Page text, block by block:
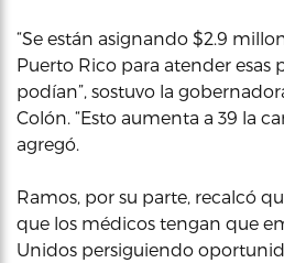
“Se están asignando $2.9
Puerto Rico para atender esas
podían”, sostuvo la
Colón. “Esto aumenta a 39 la
agregó.
Ramos, por su parte, recalcó
que los médicos tengan que
Unidos persiguiendo